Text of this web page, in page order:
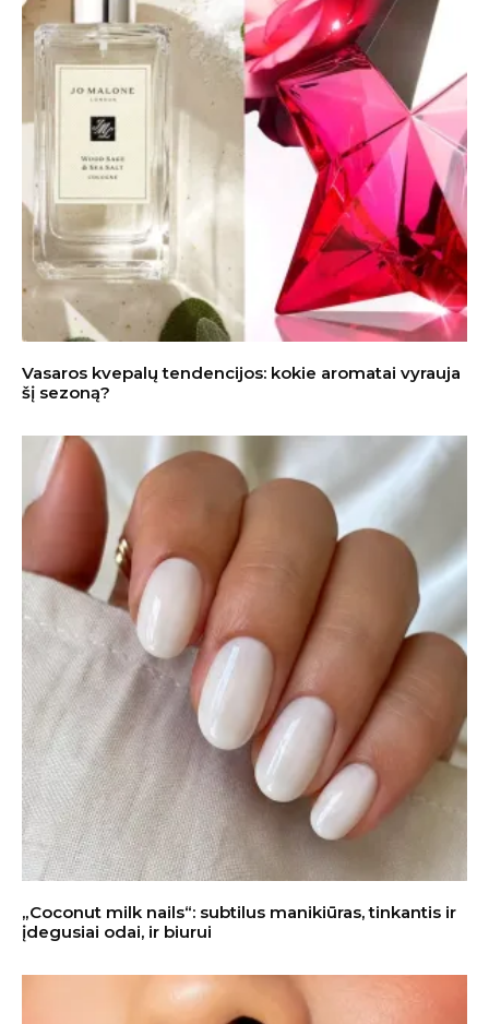
Vasaros kvepalų tendencijos: kokie aromatai vyrauja
šį sezoną?
„Coconut milk nails“: subtilus manikiūras, tinkantis ir
įdegusiai odai, ir biurui